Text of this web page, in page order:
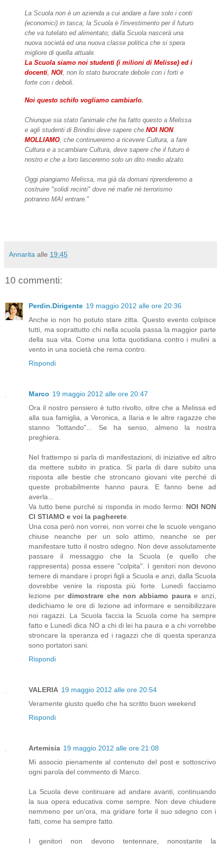
La Scuola non è un azienda a cui andare a fare solo i conti
(economici) in tasca; la Scuola è l'investimento per il futuro
che va tutelato ed alimentato; dalla Scuola nascerà una
nuova società ed una nuova classe politica che si spera
migliore di quella attuale.
La Scuola siamo noi studenti (i milioni di Melisse) ed i
docenti, NOI, non lo stato burocrate debole con i forti e
forte con i deboli.
Noi questo schifo vogliamo cambiarlo.
Chiunque sia stato l'animale che ha fatto questo a Melissa
e agli studenti di Brindisi deve sapere che NOI NON
MOLLIAMO, che continueremo a ricevere Cultura, a fare
Cultura e a scambiare Cultura, deve sapere che il futuro è
nostro e che a loro lasceremo solo un dito medio alzato.
Oggi piangiamo Melissa, ma già da domani riprenderemo a
costruire "solidi recinti" dove né mafie né terrorismo
potranno MAI entrare."
Annarita alle 19:45
10 commenti:
Perdin.Dirigente 19 maggio 2012 alle ore 20:36
Anche io non ho potuto stare zitta. Questo evento colpisce
tutti, ma soprattutto chi nella scuola passa la maggior parte
della sua vita. Come una lotta quotidiana contro i mulini a
vento in una società che rema contro.
Rispondi
Marco 19 maggio 2012 alle ore 20:47
Ora il nostro pensiero è tutto rivolto, oltre che a Melissa ed
alla sua famiglia, a Veronica, a Ilaria e le altre ragazze che
stanno "lottando"... Se ha senso, almeno la nostra
preghiera.
Nel frattempo si parla di manifestazioni, di iniziative ed altro
da mettere subito in pratica. Si parla di dare subito una
risposta alle bestie che stroncano giovani vite perché di
queste probabilmente hanno paura. E fanno bene ad
averla...
Va tutto bene purché si risponda in modo fermo: NOI NON
CI STIAMO e voi la pagherete.
Una cosa però non vorrei, non vorrei che le scuole vengano
chiuse neanche per un solo attimo, neanche se per
manifestare tutto il nostro sdegno. Non deve assolutamente
passare il messaggio che la Scuola (e quello che
rappresenta) possa essere "colpita". I genitori non devono
temere di mandare i propri figli a Scuola e anzi, dalla Scuola
dovrebbe venire la risposta più forte. Lunedì facciamo
lezione perdimostrare che non abbiamo paurae anzi,
dedichiamo le ore di lezione ad informare e sensibilizzare
noi ragazzi. La Scuola faccia la Scuola come ha sempre
fatto e Lunedì dica NO a chi di lei ha paura e a chi vorrebbe
stroncare la speranza ed i ragazzi che di questa speranza
sono portatori sani.
Rispondi
VALERIA 19 maggio 2012 alle ore 20:54
Veramente giusto quello che ha scritto buon weekend
Rispondi
Artemisia 19 maggio 2012 alle ore 21:08
Mi associo pienamente al contenuto del post e sottoscrivo
ogni parola del commento di Marco.
La Scuola deve continuare ad andare avanti, continuando
la sua opera educativa come sempre. Non deve chiudere
nemmeno per un'ora, ma gridare forte il suo sdegno con i
fatti, come ha sempre fatto.
I genitori non devono tentennare, nonostante la